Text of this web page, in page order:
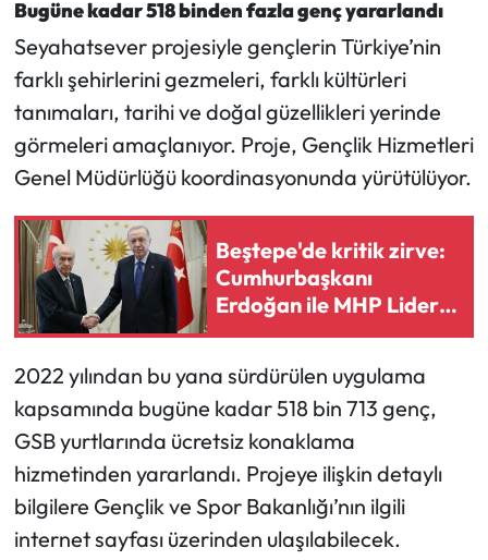
Bugüne kadar 518 binden fazla genç yararlandı
Seyahatsever projesiyle gençlerin Türkiye’nin
farklı şehirlerini gezmeleri, farklı kültürleri
tanımaları, tarihi ve doğal güzellikleri yerinde
görmeleri amaçlanıyor. Proje, Gençlik Hizmetleri
Genel Müdürlüğü koordinasyonunda yürütülüyor.
Beştepe'de kritik zirve:
Cumhurbaşkanı
Erdoğan ile MHP Lideri
Bahçeli bir araya geldi
2022 yılından bu yana sürdürülen uygulama
kapsamında bugüne kadar 518 bin 713 genç,
GSB yurtlarında ücretsiz konaklama
hizmetinden yararlandı. Projeye ilişkin detaylı
bilgilere Gençlik ve Spor Bakanlığı’nın ilgili
internet sayfası üzerinden ulaşılabilecek.